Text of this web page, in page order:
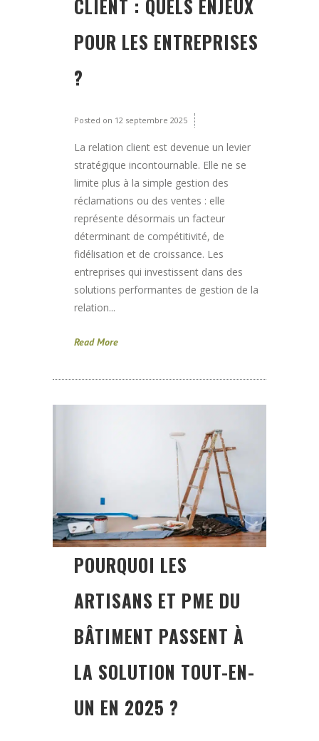
CLIENT : QUELS ENJEUX
POUR LES ENTREPRISES
?
Posted on 12 septembre 2025
La relation client est devenue un levier
stratégique incontournable. Elle ne se
limite plus à la simple gestion des
réclamations ou des ventes : elle
représente désormais un facteur
déterminant de compétitivité, de
fidélisation et de croissance. Les
entreprises qui investissent dans des
solutions performantes de gestion de la
relation...
Read More
POURQUOI LES
ARTISANS ET PME DU
BÂTIMENT PASSENT À
LA SOLUTION TOUT-EN-
UN EN 2025 ?